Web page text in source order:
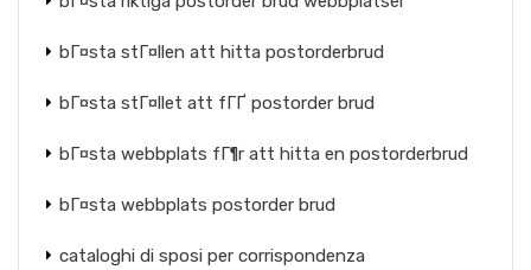
bГ¤sta stГ¤llen att hitta postorderbrud
bГ¤sta stГ¤llet att fГҐ postorder brud
bГ¤sta webbplats fГ¶r att hitta en postorderbrud
bГ¤sta webbplats postorder brud
cataloghi di sposi per corrispondenza